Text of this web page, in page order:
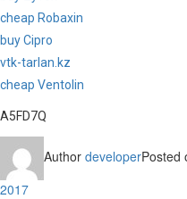
cheap Robaxin
buy Cipro
vtk-tarlan.kz
cheap Ventolin
A5FD7Q
Author developerPosted
2017